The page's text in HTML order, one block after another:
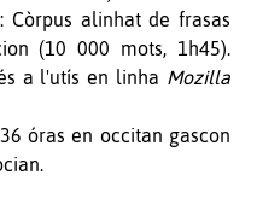
: Còrpus alinhat de frasas
(10 000 mots, 1h45).
a l'utís en linha Mozilla
óras en occitan gascon